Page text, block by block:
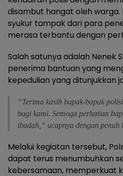
disambut hangat oleh warga.
syukur tampak dari para
merasa terbantu dengan
Salah satunya adalah Nenek
penerima bantuan yang
kepedulian yang ditunjukkan
“Terima kasih bapak-bapak
bagi kami. Semoga perhatian
ibadah,” ucapnya dengan penuh
Melalui kegiatan tersebut,
dapat terus menumbuhkan
kebersamaan, memperkuat